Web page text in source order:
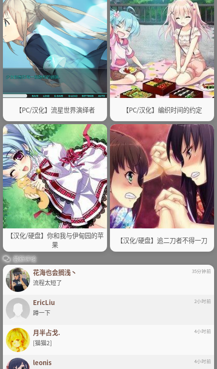
【PC/汉化】流星世界演绎者 【PC/汉化】编织时间的约定
【汉化/硬盘】你和我与伊甸园的苹
果
【汉化/硬盘】追二刀者不得一刀
最新评论
花海也会搁浅丶 35分钟前
流程太短了
EricLiu 2小时前
蹲一下
月半占戈. 4小时前
[猫猫2]
leonis 4小时前